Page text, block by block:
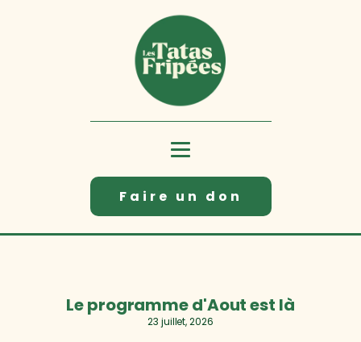
Faire un don
Le programme d'Aout est là
23 juillet, 2026